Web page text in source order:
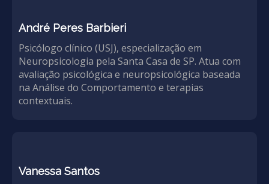
André Peres Barbieri
Psicólogo clínico (USJ), especialização em
Neuropsicologia pela Santa Casa de SP. Atua com
avaliação psicológica e neuropsicológica baseada
na Análise do Comportamento e terapias
contextuais.
Vanessa Santos